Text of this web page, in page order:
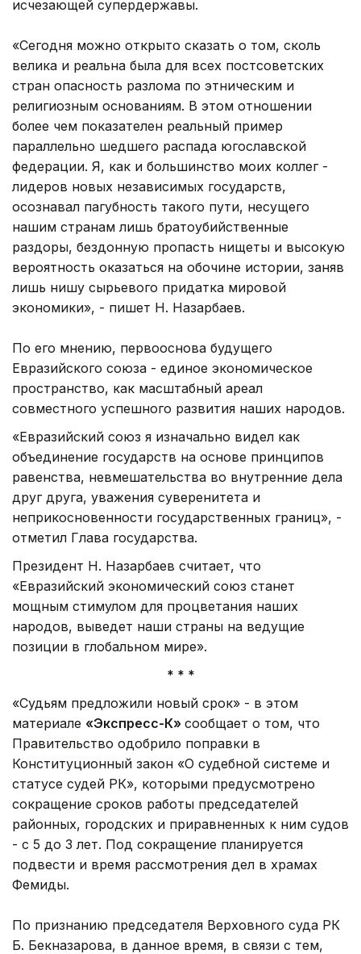
исчезающей супердержавы.
«Сегодня можно открыто сказать о том, сколь
велика и реальна была для всех постсоветских
стран опасность разлома по этническим и
религиозным основаниям. В этом отношении
более чем показателен реальный пример
параллельно шедшего распада югославской
федерации. Я, как и большинство моих коллег -
лидеров новых независимых государств,
осознавал пагубность такого пути, несущего
нашим странам лишь братоубийственные
раздоры, бездонную пропасть нищеты и высокую
вероятность оказаться на обочине истории, заняв
лишь нишу сырьевого придатка мировой
экономики», - пишет Н. Назарбаев.
По его мнению, первооснова будущего
Евразийского союза - единое экономическое
пространство, как масштабный ареал
совместного успешного развития наших народов.
«Евразийский союз я изначально видел как
объединение государств на основе принципов
равенства, невмешательства во внутренние дела
друг друга, уважения суверенитета и
неприкосновенности государственных границ», -
отметил Глава государства.
Президент Н. Назарбаев считает, что
«Евразийский экономический союз станет
мощным стимулом для процветания наших
народов, выведет наши страны на ведущие
позиции в глобальном мире».
* * *
«Судьям предложили новый срок» - в этом
материале «Экспресс-К» сообщает о том, что
Правительство одобрило поправки в
Конституционный закон «О судебной системе и
статусе судей РК», которыми предусмотрено
сокращение сроков работы председателей
районных, городских и приравненных к ним судов
- с 5 до 3 лет. Под сокращение планируется
подвести и время рассмотрения дел в храмах
Фемиды.
По признанию председателя Верховного суда РК
Б. Бекназарова, в данное время, в связи с тем,